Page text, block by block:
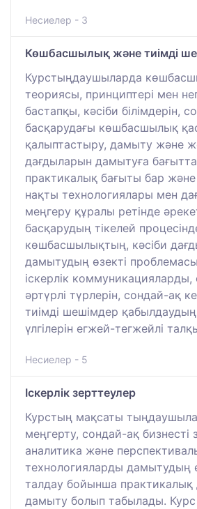
Несиелер - 3
Көшбасшылық және тиімді
Курстыңдаушыларда
теориясы, принциптері мен
бастапқы, кәсіби білімдерін,
басқарудағы көшбасшылық
қалыптастыру, дамыту және
дағдыларын дамытуға
практикалық бағыты бар
нақты технологиялары мен
меңгеру құралы ретінде
басқарудың тікелей
көшбасшылықтың, кәсіби
дамытудың өзекті
іскерлік
әртүрлі түрлерін, сондай-ақ
тиімді шешімдер
үлгілерін егжей-тегжейлі
Несиелер - 5
Іскерлік зерттеулер
Курстың мақсаты
меңгерту, сондай-ақ бизнесті
аналитика және
технологияларды дамытудың
талдау бойынша практикалық
дамыту болып табылады.